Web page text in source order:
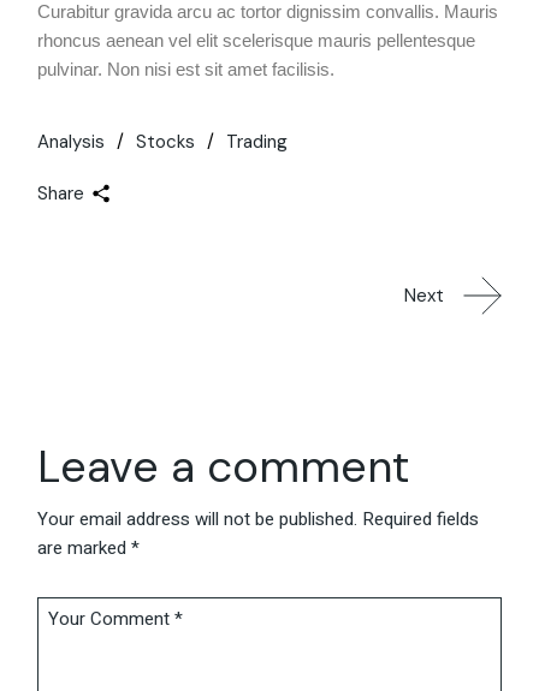
Curabitur gravida arcu ac tortor dignissim convallis. Mauris
rhoncus aenean vel elit scelerisque mauris pellentesque
pulvinar. Non nisi est sit amet facilisis.
Analysis Stocks Trading
Share
Next
Leave a comment
Your email address will not be published. Required fields
are marked*